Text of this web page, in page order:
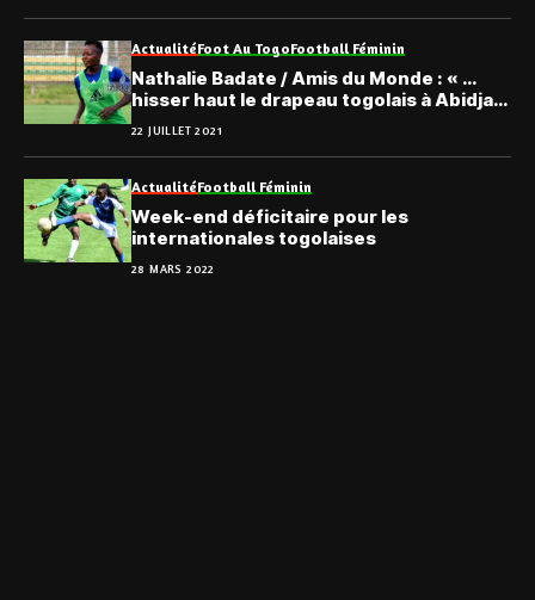
ActualitéFoot Au TogoFootball Féminin
Nathalie Badate / Amis du Monde : « …
hisser haut le drapeau togolais à Abidjan
22 JUILLET 2021
ActualitéFootball Féminin
Week-end déficitaire pour les
internationales togolaises
28 MARS 2022